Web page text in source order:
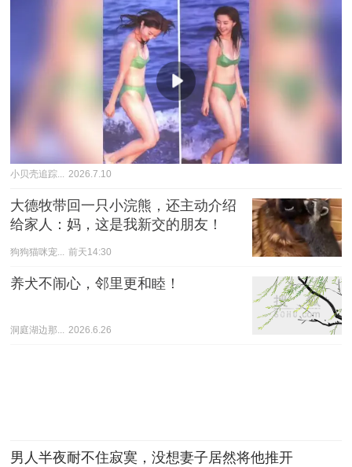
小贝壳追踪... 2026.7.10
大德牧带回一只小浣熊，还主动介绍
给家人：妈，这是我新交的朋友！
狗狗猫咪宠... 前天14:30
养犬不闹心，邻里更和睦！
洞庭湖边那... 2026.6.26
男人半夜耐不住寂寞，没想妻子居然将他推开